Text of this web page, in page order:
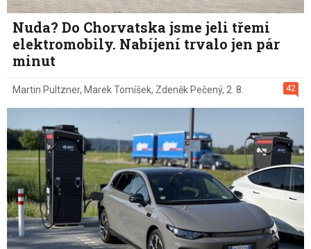
Nuda? Do Chorvatska jsme jeli třemi
elektromobily. Nabíjení trvalo jen pár
minut
42
Martin Pultzner, Marek Tomíšek, Zdeněk Pečený, 2. 8.